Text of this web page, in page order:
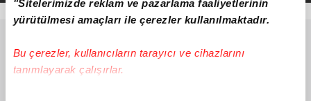
"Sitelerimizde reklam ve pazarlama faaliyetlerinin
yürütülmesi amaçları ile çerezler kullanılmaktadır.
Bu çerezler, kullanıcıların tarayıcı ve cihazlarını
tanımlayarak çalışırlar.